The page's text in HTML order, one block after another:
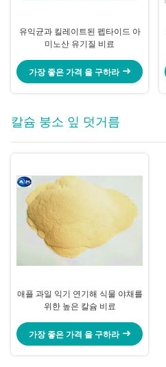
유익균과 킬레이트된 펩타이드 아
미노산 유기질 비료
가장 좋은 가격 을 구하라
칼슘 붕소 잎 덧거름
애플 과일 익기 연기해 식물 야채를
위한 높은 칼슘 비료
가장 좋은 가격 을 구하라